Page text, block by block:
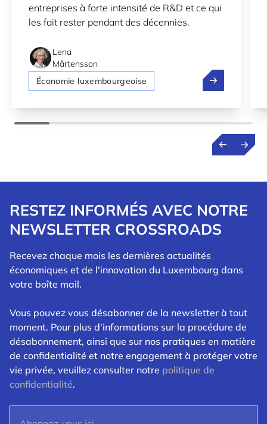
entreprises à forte intensité de R&D et ce qui
les fait rester pendant des décennies.
Lena
Mårtensson
Économie luxembourgeoise
Investir dans
RESTEZ INFORMÉS AVEC NOTRE
NEWSLETTER CROSSROADS
Recevez chaque mois les dernières actualités
économiques et de l'innovation du Luxembourg dans
votre boîte mail.
Vous pouvez vous désabonner de la newsletter à tout
moment. Pour plus d'informations sur la procédure de
désabonnement, ainsi que sur nos pratiques en matière
de confidentialité et notre engagement à protéger votre
vie privée, veuillez consulter notre politique de
confidentialité.